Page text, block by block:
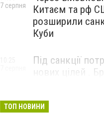
Китаєм та рф
розширили
Куби
7 серпня
Під санкції
нових цілей .
ТОП НОВИНИ